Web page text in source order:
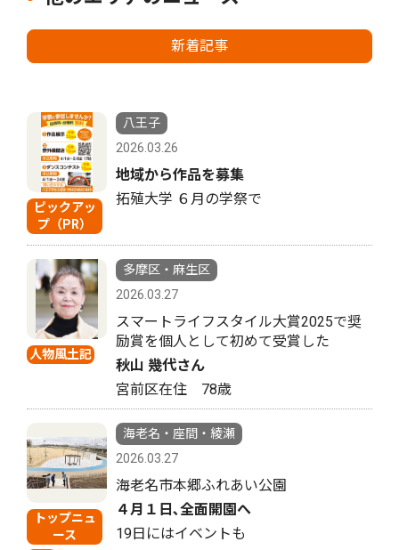
新着記事
ピックアッ
プ（PR）
八王子
2026.03.26
地域から作品を募集
拓殖大学 ６月の学祭で
人物風土記
多摩区・麻生区
2026.03.27
スマートライフスタイル大賞2025で奨
励賞を個人として初めて受賞した
秋山 幾代さん
宮前区在住 78歳
トップニュ
ース
海老名・座間・綾瀬
2026.03.27
海老名市本郷ふれあい公園
４月１日､全面開園へ
19日にはイベントも